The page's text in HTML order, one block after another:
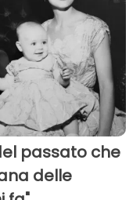
passato che
delle